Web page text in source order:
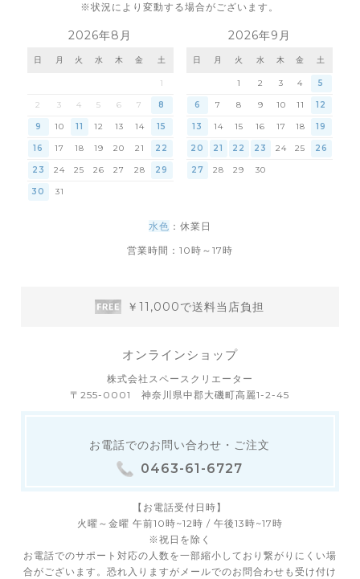
※状況により変動する場合がございます。
2026年8月
日 月 火 水 木 金 土
1
2 3 4 5 6 7 8
9 10 11 12 13 14 15
16 17 18 19 20 21 22
23 24 25 26 27 28 29
30 31
2026年9月
日 月 火 水 木 金 土
1 2 3 4 5
6 7 8 9 10 11 12
13 14 15 16 17 18 19
20 21 22 23 24 25 26
27 28 29 30
水色 ：休業日
営業時間：10時～17時
￥11,000で送料当店負担
オンラインショップ
株式会社スペースクリエーター
〒255-0001 神奈川県中郡大磯町高麗1-2-45
お電話でのお問い合わせ・ご注文
0463-61-6727
【お電話受付日時】
火曜～金曜 午前10時~12時 / 午後13時~17時
※祝日を除く
お電話でのサポート対応の人数を一部縮小しており繋がりにくい場
合がございます。恐れ入りますがメールでのお問合わせも受け付け